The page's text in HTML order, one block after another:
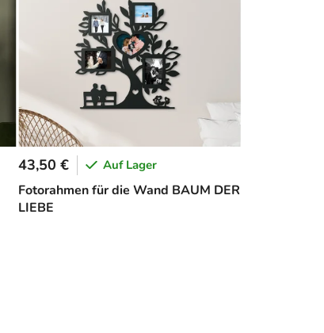
Fotorahmen für die Wand BAUM DER
LIEBE
43,50 € Auf Lager